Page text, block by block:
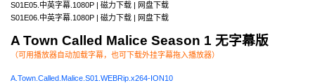
S01E05.中英字幕.1080P | 磁力下载 | 网盘下载
S01E06.中英字幕.1080P | 磁力下载 | 网盘下载
A Town Called Malice Season 1 无字幕版
（可用播放器自动加载字幕，也可下载外挂字幕拖入播放器）
A.Town.Called.Malice.S01.WEBRip.x264-ION10